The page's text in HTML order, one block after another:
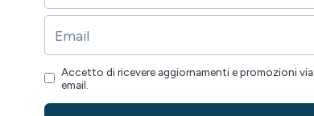
Accetto di ricevere aggiornamenti e promozioni via
email.